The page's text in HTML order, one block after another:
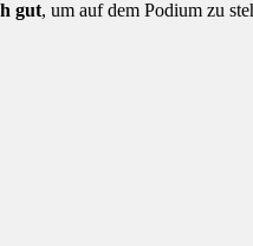
gut, um auf dem Podium zu